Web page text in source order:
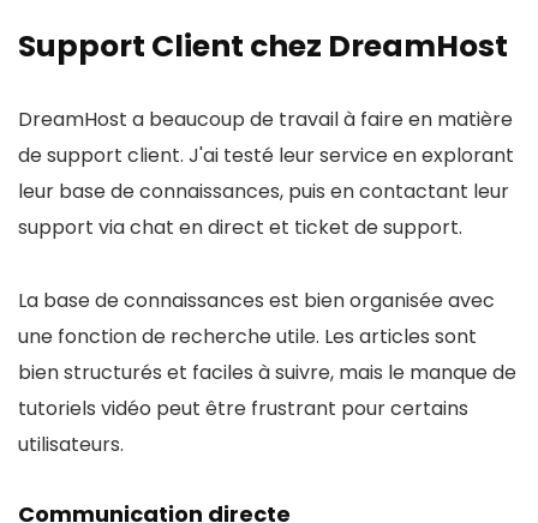
Support Client chez DreamHost
DreamHost a beaucoup de travail à faire en matière
de support client. J'ai testé leur service en explorant
leur base de connaissances, puis en contactant leur
support via chat en direct et ticket de support.
La base de connaissances est bien organisée avec
une fonction de recherche utile. Les articles sont
bien structurés et faciles à suivre, mais le manque de
tutoriels vidéo peut être frustrant pour certains
utilisateurs.
Communication directe